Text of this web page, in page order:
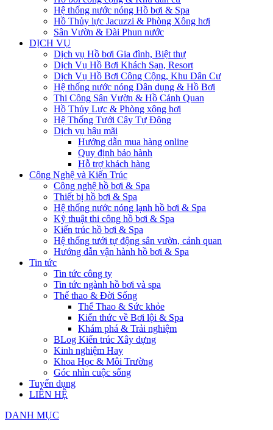
Hệ thống nước nóng Hồ bơi & Spa
Hồ Thủy lực Jacuzzi & Phòng Xông hơi
Sân Vườn & Đài Phun nước
DỊCH VỤ
Dịch vụ Hồ bơi Gia đình, Biệt thự
Dịch Vụ Hồ Bơi Khách Sạn, Resort
Dịch Vụ Hồ Bơi Công Cộng, Khu Dân Cư
Hệ thống nước nóng Dân dụng & Hồ Bơi
Thi Công Sân Vườn & Hồ Cảnh Quan
Hồ Thủy Lực & Phòng xông hơi
Hệ Thống Tưới Cây Tự Động
Dịch vụ hậu mãi
Hướng dẫn mua hàng online
Quy định bảo hành
Hỗ trợ khách hàng
Công Nghệ và Kiến Trúc
Công nghệ hồ bơi & Spa
Thiết bị hồ bơi & Spa
Hệ thống nước nóng lạnh hồ bơi & Spa
Kỹ thuật thi công hồ bơi & Spa
Kiến trúc hồ bơi & Spa
Hệ thống tưới tự động sân vườn, cảnh quan
Hướng dẫn vận hành hồ bơi & Spa
Tin tức
Tin tức công ty
Tin tức ngành hồ bơi và spa
Thể thao & Đời Sống
Thể Thao & Sức khỏe
Kiến thức về Bơi lội & Spa
Khám phá & Trải nghiệm
BLog Kiến trúc Xây dựng
Kinh nghiệm Hay
Khoa Học & Môi Trường
Góc nhìn cuộc sống
Tuyển dụng
LIÊN HỆ
DANH MỤC